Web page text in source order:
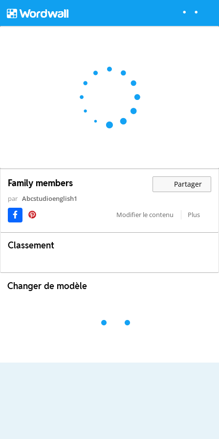
Family members Partager
par Abcstudioenglish1
Modifier le contenu
Plus
Classement
Changer de modèle